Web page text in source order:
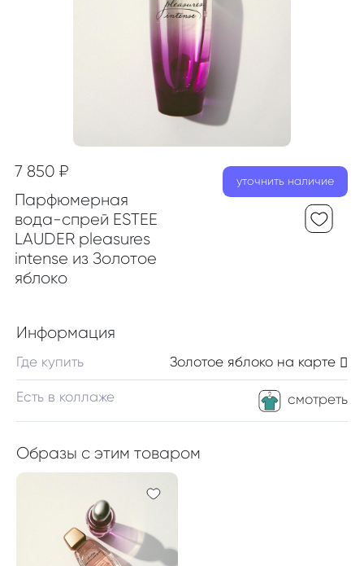
7 850 ₽
Парфюмерная
вода-спрей ESTEE
LAUDER pleasures
intense из Золотое
яблоко
уточнить наличие
Информация
Золотое яблоко на карте
Где купить
смотреть
Есть в коллаже
Образы с этим товаром